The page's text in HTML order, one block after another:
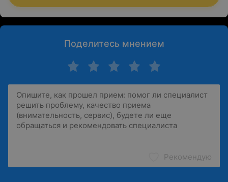
Поделитесь мнением
Рекомендую